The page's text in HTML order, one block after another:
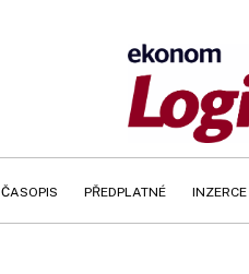
ČASOPIS PŘEDPLATNÉ INZERCE